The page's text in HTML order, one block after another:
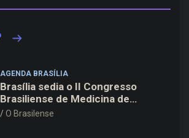
AGENDA BRASÍLIA
Brasília sedia o II Congresso
Brasiliense de Medicina de
Família e Comunidade na Fiocruz
O Brasilense